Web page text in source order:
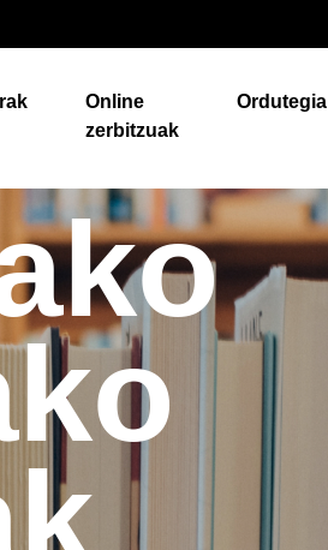
Online
zerbitzuak
Ordutegia